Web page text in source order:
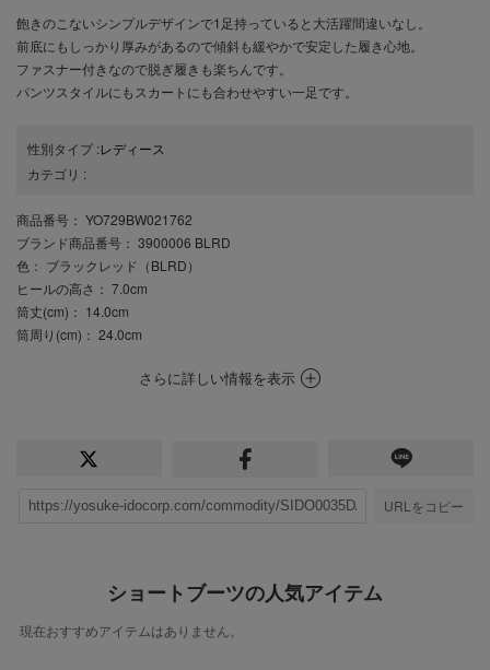
飽きのこないシンプルデザインで1足持っていると大活躍間違いなし。
前底にもしっかり厚みがあるので傾斜も緩やかで安定した履き心地。
ファスナー付きなので脱ぎ履きも楽ちんです。
パンツスタイルにもスカートにも合わせやすい一足です。
性別タイプ :レディース
カテゴリ :
商品番号 ： YO729BW021762
ブランド商品番号 ： 3900006 BLRD
色 ： ブラックレッド（BLRD）
ヒールの高さ ： 7.0cm
筒丈(cm) ： 14.0cm
筒周り(cm) ： 24.0cm
さらに詳しい情報を表示
URLをコピー
ショートブーツの人気アイテム
現在おすすめアイテムはありません。